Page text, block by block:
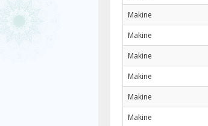
Makine
Makine
Makine
Makine
Makine
Makine